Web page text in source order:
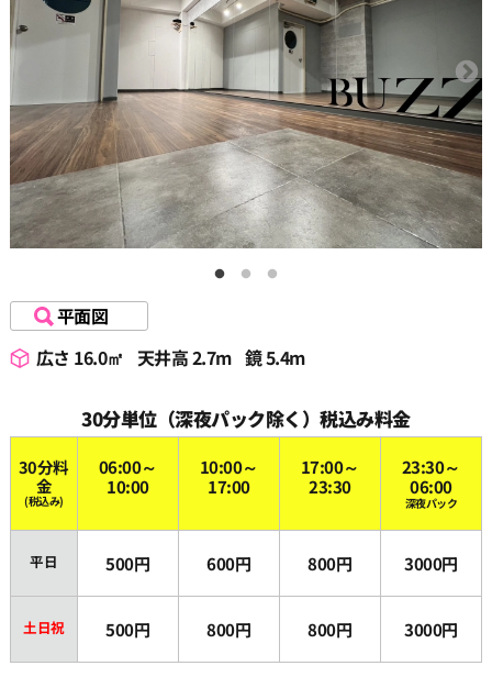
平面図
広さ 16.0㎡ 天井高 2.7m 鏡 5.4m
30分単位（深夜パック除く）税込み料金
30分料
金
(税込み)
06:00～
10:00
10:00～
17:00
17:00～
23:30
23:30～
06:00
深夜パック
平日 500円 600円 800円 3000円
土日祝 500円 800円 800円 3000円